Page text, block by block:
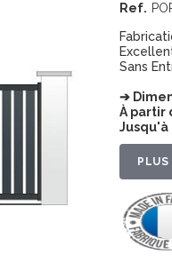
Ref.
Sans
➔
À partir
Jusqu'à